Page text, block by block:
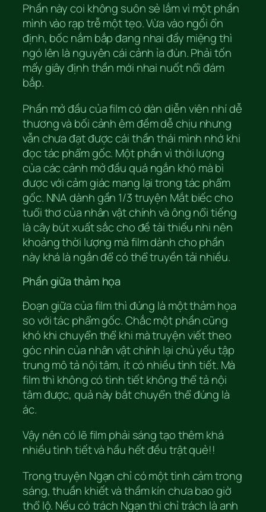
Phần này coi không suôn sẻ lắm vì một phần
mình vào rạp trễ một tẹo. Vừa vào ngồi ổn
định, bốc nắm bắp đang nhai đầy miệng thì
ngó lên là nguyên cái cảnh ỉa đùn. Phải tốn
mấy giây định thần mới nhai nuốt nổi đám
bắp.
Phần mở đầu của film có dàn diễn viên nhí dễ
thương và bối cảnh êm đềm dễ chịu nhưng
vẫn chưa đạt được cái thần thái mình nhớ khi
đọc tác phẩm gốc. Một phần vì thời lượng
của các cảnh mở đầu quá ngắn khó mà bì
được với cảm giác mang lại trong tác phẩm
gốc. NNA dành gần 1/3 truyện Mắt biếc cho
tuổi thơ của nhân vật chính và ông nổi tiếng
là cây bút xuất sắc cho đề tài thiếu nhi nên
khoảng thời lượng mà film dành cho phần
này khá là ngắn để có thể truyền tải nhiều.
Phần giữa thảm họa
Đoạn giữa của film thì đúng là một thảm họa
so với tác phẩm gốc. Chắc một phần cũng
khó khi chuyển thể khi mà truyện viết theo
góc nhìn của nhân vật chính lại chủ yếu tập
trung mô tả nội tâm, ít có nhiều tình tiết. Mà
film thì không có tình tiết không thể tả nội
tâm được, quả này bắt chuyển thể đúng là
ác.
Vậy nên có lẽ film phải sáng tạo thêm khá
nhiều tình tiết và hầu hết đều trật quẻ!!
Trong truyện Ngạn chỉ có một tình cảm trong
sáng, thuần khiết và thầm kín chưa bao giờ
thổ lộ. Nếu có trách Ngạn thì chỉ trách là anh